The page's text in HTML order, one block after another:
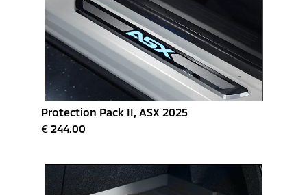
Protection Pack II, ASX 2025
€ 244.00